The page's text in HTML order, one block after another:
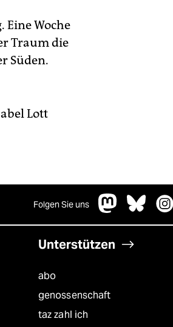
Woche
Traum die
Süden.
Lott
Folgen Sie uns
Unterstützen
abo
genossenschaft
taz zahl ich